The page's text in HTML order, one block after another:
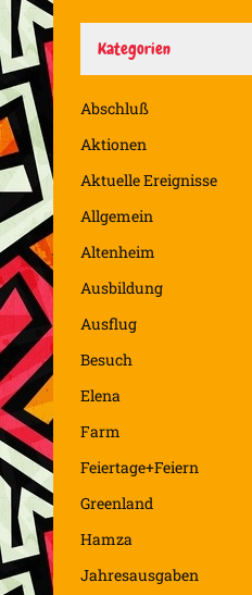
Kategorien
Abschluß
Aktionen
Aktuelle Ereignisse
Allgemein
Altenheim
Ausbildung
Ausflug
Besuch
Elena
Farm
Feiertage+Feiern
Greenland
Hamza
Jahresausgaben